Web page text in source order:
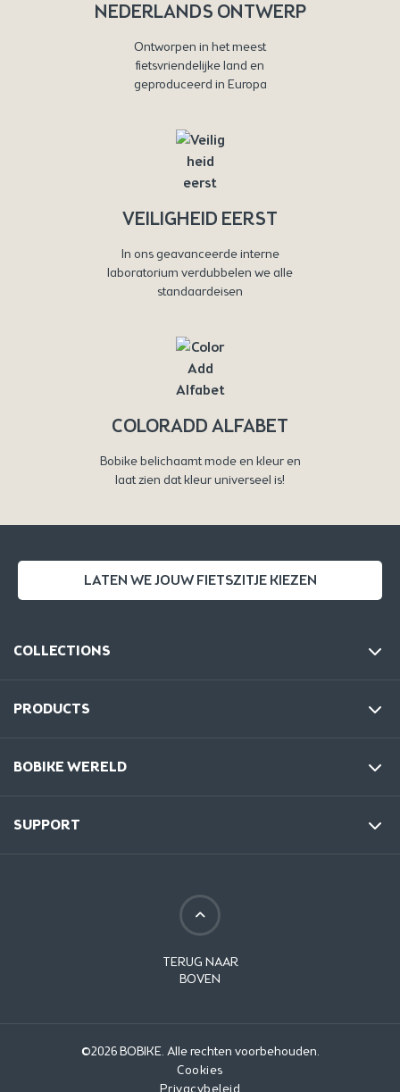
NEDERLANDS ONTWERP
Ontworpen in het meest
fietsvriendelijke land en
geproduceerd in Europa
VEILIGHEID EERST
In ons geavanceerde interne
laboratorium verdubbelen we alle
standaardeisen
COLORADD ALFABET
Bobike belichaamt mode en kleur en
laat zien dat kleur universeel is!
LATEN WE JOUW FIETSZITJE KIEZEN
COLLECTIONS
PRODUCTS
BOBIKE WERELD
SUPPORT
TERUG NAAR
BOVEN
©2026 BOBIKE. Alle rechten voorbehouden.
Cookies